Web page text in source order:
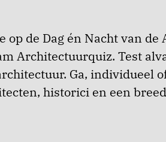
op de Dag én Nacht van
Architectuurquiz. Test
Ga, individueel
historici en een